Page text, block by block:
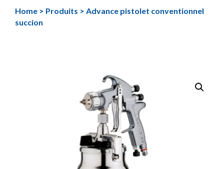
contenu
Home > Produits > Advance pistolet conventionnel
succion